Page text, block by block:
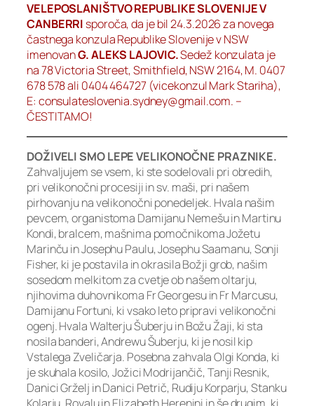
VELEPOSLANIŠTVO REPUBLIKE SLOVENIJE V
CANBERRI sporoča, da je bil 24.3.2026 za novega
častnega konzula Republike Slovenije v NSW
imenovanG. ALEKS LAJOVIC.Sedež konzulata je
na 78 Victoria Street, Smithfield, NSW 2164, M. 0407
678 578 ali 0404 464727 (vicekonzul Mark Stariha),
E: consulateslovenia.sydney@gmail.com. –
ČESTITAMO!
DOŽIVELI SMO LEPE VELIKONOČNE PRAZNIKE.
Zahvaljujem se vsem, ki ste sodelovali pri obredih,
pri velikonočni procesiji in sv. maši, pri našem
pirhovanju na velikonočni ponedeljek. Hvala našim
pevcem, organistoma Damijanu Nemešu in Martinu
Kondi, bralcem, mašnima pomočnikoma Jožetu
Marinču in Josephu Paulu, Josephu Saamanu, Sonji
Fisher, ki je postavila in okrasila Božji grob, našim
sosedom melkitom za cvetje ob našem oltarju,
njihovima duhovnikoma Fr Georgesu in Fr Marcusu,
Damijanu Fortuni, ki vsako leto pripravi velikonočni
ogenj. Hvala Walterju Šuberju in Božu Žaji, ki sta
nosila banderi, Andrewu Šuberju, ki je nosil kip
Vstalega Zveličarja. Posebna zahvala Olgi Konda, ki
je skuhala kosilo, Jožici Modrijančič, Tanji Resnik,
Danici Grželj in Danici Petrič, Rudiju Korparju, Stanku